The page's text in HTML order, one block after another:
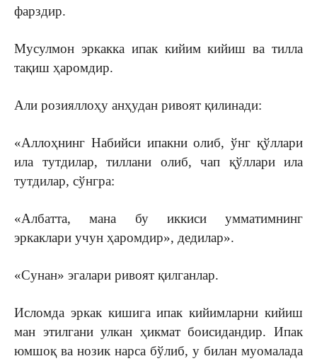
фарздир.
Мусулмон эркакка ипак кийим кийиш ва тилла
тақиш ҳаромдир.
Али розияллоҳу анҳудан ривоят қилинади:
«Аллоҳнинг Набийси ипакни олиб, ўнг қўллари
ила тутдилар, тиллани олиб, чап қўллари ила
тутдилар, сўнгра:
«Албатта, мана бу иккиси умматимнинг
эркаклари учун ҳаромдир», дедилар».
«Сунан» эгалари ривоят қилганлар.
Исломда эркак кишига ипак кийимларни кийиш
ман этилгани улкан ҳикмат боисидандир. Ипак
юмшоқ ва нозик нарса бўлиб, у билан муомалада